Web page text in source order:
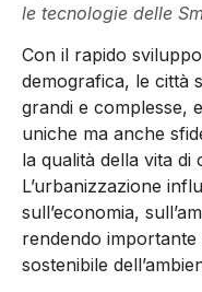
le tecnologie delle
Con il rapido
demografica, le città
grandi e complesse,
uniche ma anche
la qualità della vita di
L’urbanizzazione
sull’economia,
rendendo
sostenibile